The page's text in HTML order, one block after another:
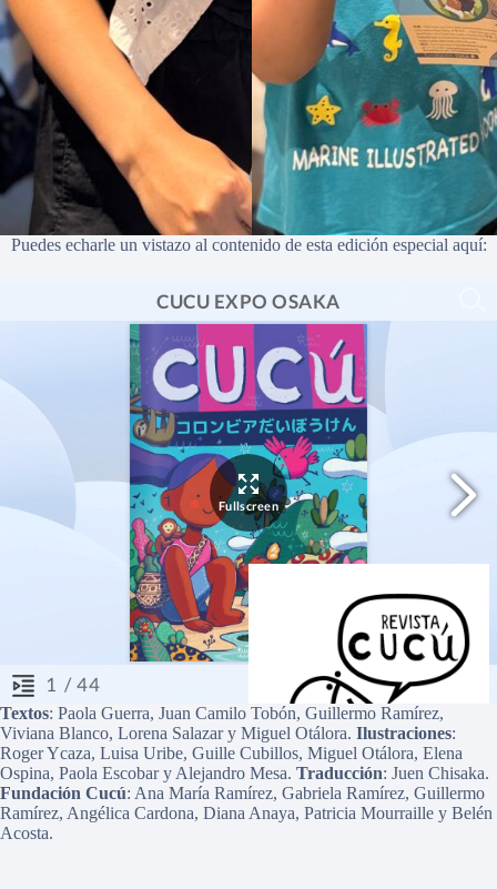
Puedes echarle un vistazo al contenido de esta edición especial aquí:
Textos: Paola Guerra, Juan Camilo Tobón, Guillermo Ramírez,
Viviana Blanco, Lorena Salazar y Miguel Otálora. Ilustraciones:
Roger Ycaza, Luisa Uribe, Guille Cubillos, Miguel Otálora, Elena
Ospina, Paola Escobar y Alejandro Mesa. Traducción: Juen Chisaka.
Fundación Cucú: Ana María Ramírez, Gabriela Ramírez, Guillermo
Ramírez, Angélica Cardona, Diana Anaya, Patricia Mourraille y Belén
Acosta.